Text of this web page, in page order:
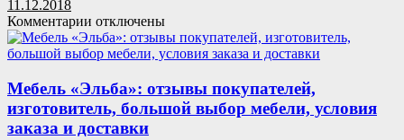
самые
популярные
товары,
11.12.2018
Комментарии к
записи
Настенная
в
прихожую
своими
руками:
отключены
Мебель «Эльба»: отзывы покупателей,
изготовитель, большой выбор мебели, условия
заказа и доставки